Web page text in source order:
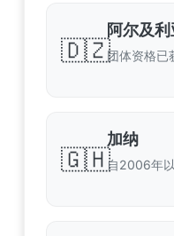
🇩🇿
阿尔及
团体资格已
🇬🇭
加纳
自2006年